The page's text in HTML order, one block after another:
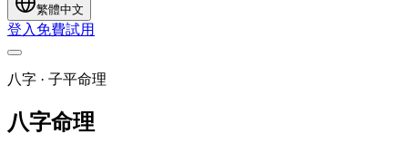
繁體中文
登入 免費試用
八字 · 子平命理
八字命理